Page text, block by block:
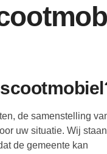
de samenstelling
uw situatie. Wij staan
de gemeente kan